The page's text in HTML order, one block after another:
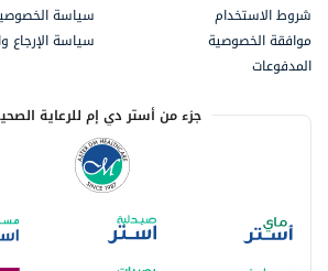
شروط الاستخدام
سياسة
موافقة الخصوصية
سياسة الإرجاع
المدفوعات
جزء من أستر دي إم للرعاية